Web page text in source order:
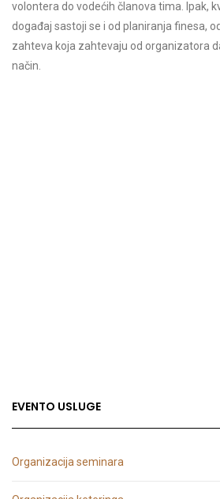
volontera do vodećih članova tima. Ipak,
događaj sastoji se i od planiranja finesa,
zahteva koja zahtevaju od organizatora
način.
EVENTO USLUGE
Organizacija seminara